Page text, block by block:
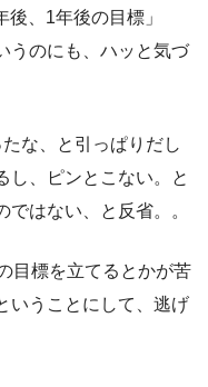
、1年後の目標」
うのにも、ハッと気づ
な、と引っぱりだし
し、ピンとこない。と
はない、と反省。。
目標を立てるとかが苦
いうことにして、逃げ